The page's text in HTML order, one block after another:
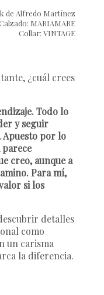
de Alfredo Martínez
MARIAMARE
Collar: VINTAGE
¿cuál crees
Todo lo
y seguir
Apuesto por lo
creo, aunque a
Para mí,
si los
detalles
como
un carisma
la diferencia.